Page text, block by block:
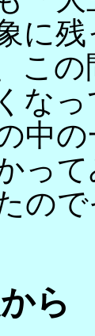
に
この
な
中
っ
の
ら